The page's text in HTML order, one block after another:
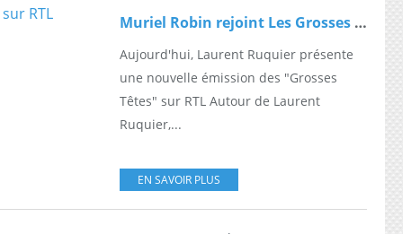
Muriel Robin rejoint Les Grosses têtes dès aujourd'hui sur RTL
Aujourd'hui, Laurent Ruquier présente
une nouvelle émission des "Grosses
Têtes" sur RTL Autour de Laurent
Ruquier,...
EN SAVOIR PLUS